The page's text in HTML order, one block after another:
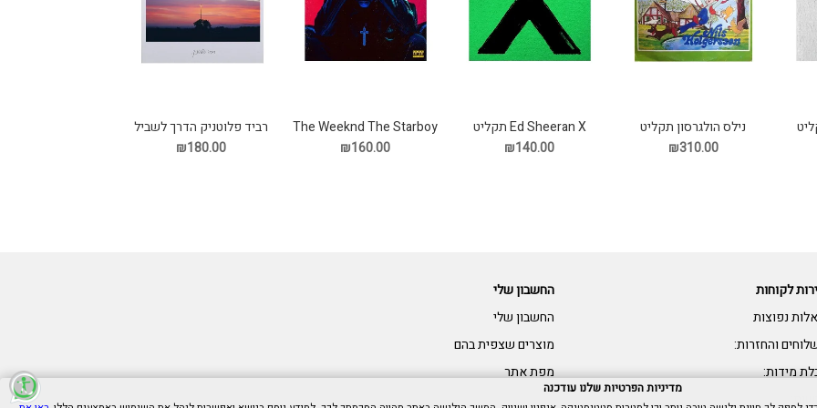
נילס הולגרסון תקליט
₪310.00
Ed Sheeran X תקליט
₪140.00
The Weeknd The Starboy
תקליט
₪160.00
רביד פלוטניק הדרך לשביל
הזהב תקליט
₪180.00
לקוחות
נפוצות
והחזרות:
מידות:
החשבון שלי
החשבון שלי
מוצרים שצפית בהם
מפת אתר
מדיניות הפרטיות שלנו עודכנה